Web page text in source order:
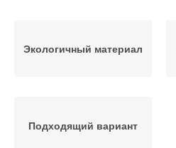
Экологичный материал
Подходящий вариант